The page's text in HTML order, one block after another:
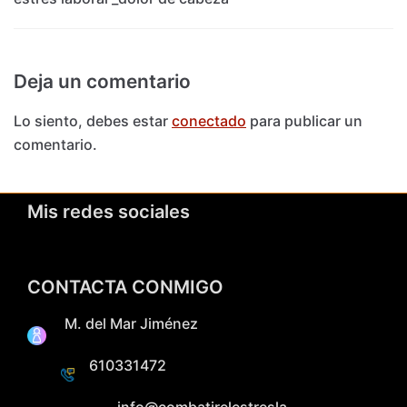
Deja un comentario
Lo siento, debes estar conectado para publicar un
comentario.
Mis redes sociales
CONTACTA CONMIGO
M. del Mar Jiménez
610331472